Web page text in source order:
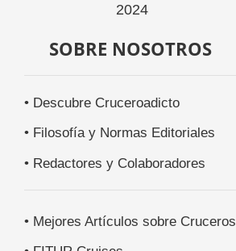
SOBRE NOSOTROS
• Descubre Cruceroadicto
• Filosofía y Normas Editoriales
• Redactores y Colaboradores
• Mejores Artículos sobre Cruceros